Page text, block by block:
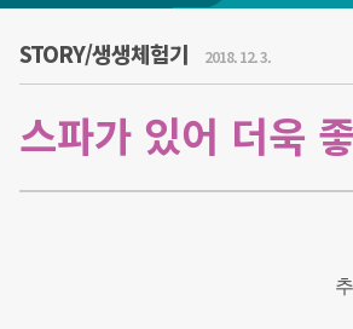
STORY/생생체험기 2018. 12. 3.
스파가 있어 더욱